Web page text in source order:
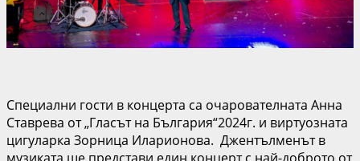
Специални гости в концерта са очарователната Анна
Ставрева от „Гласът на България“2024г. и виртуозната
цигуларка Зорница Иларионова. Джентълменът в